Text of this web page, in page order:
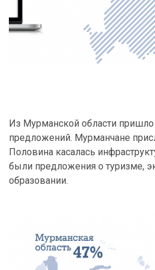
Из Мурманской области
предложений. Мурманчане
Половина касалась
были предложения о туризме,
образовании.